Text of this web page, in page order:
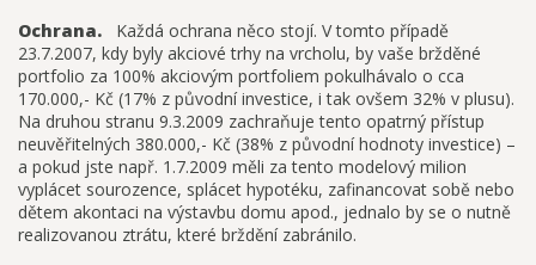
Ochrana. Každá ochrana něco stojí. V tomto případě
23.7.2007, kdy byly akciové trhy na vrcholu, by vaše bržděné
portfolio za 100% akciovým portfoliem pokulhávalo o cca
170.000,- Kč (17% z původní investice, i tak ovšem 32% v plusu).
Na druhou stranu 9.3.2009 zachraňuje tento opatrný přístup
neuvěřitelných 380.000,- Kč (38% z původní hodnoty investice) –
a pokud jste např. 1.7.2009 měli za tento modelový milion
vyplácet sourozence, splácet hypotéku, zafinancovat sobě nebo
dětem akontaci na výstavbu domu apod., jednalo by se o nutně
realizovanou ztrátu, které brždění zabránilo.